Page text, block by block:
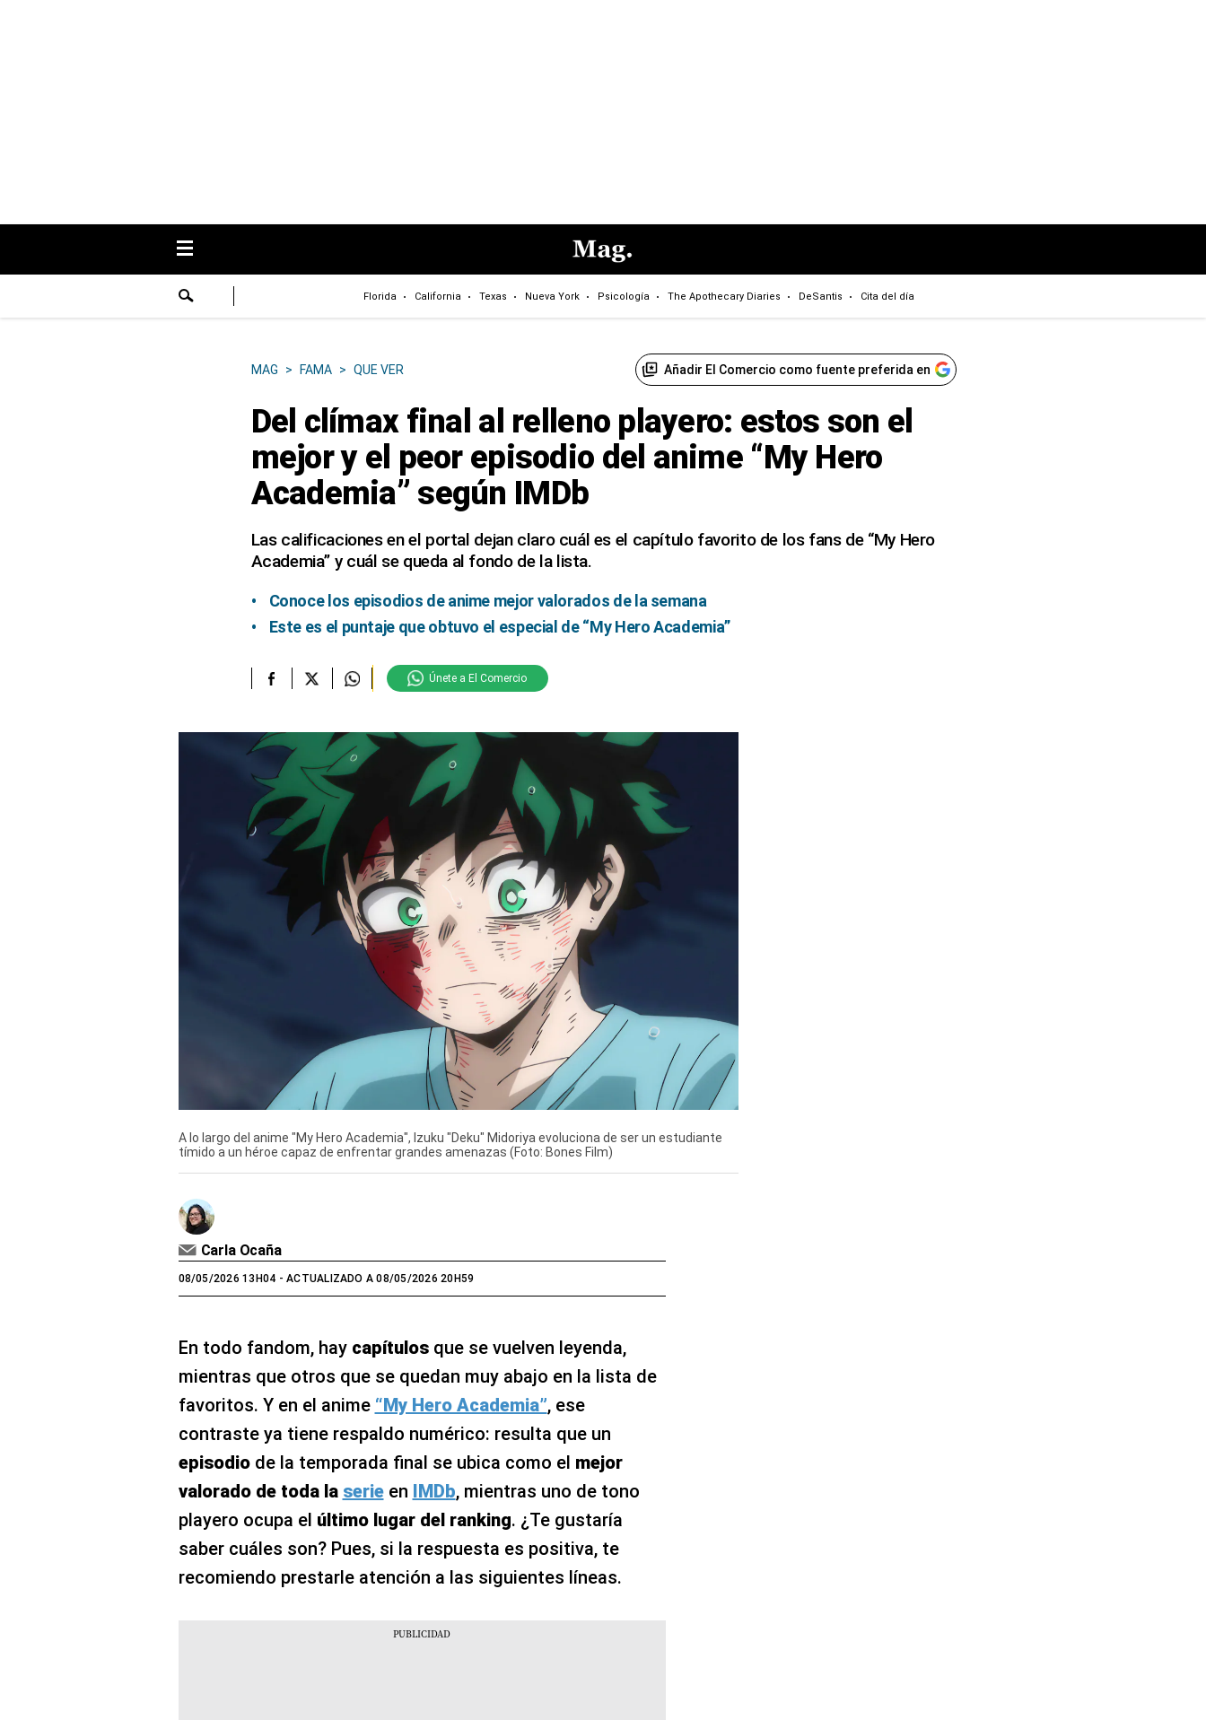
Florida California Texas Nueva York Psicología The Apothecary Diaries DeSantis Cita del día
MAG > FAMA > QUE VER Añadir El Comercio como fuente preferida en
Del clímax final al relleno playero: estos son el
mejor y el peor episodio del anime “My Hero
Academia” según IMDb
Las calificaciones en el portal dejan claro cuál es el capítulo favorito de los fans de “My Hero
Academia” y cuál se queda al fondo de la lista.
Conoce los episodios de anime mejor valorados de la semana
Este es el puntaje que obtuvo el especial de “My Hero Academia”
Únete a El Comercio
A lo largo del anime "My Hero Academia", Izuku "Deku" Midoriya evoluciona de ser un estudiante
tímido a un héroe capaz de enfrentar grandes amenazas (Foto: Bones Film)
Carla Ocaña
08/05/2026 13H04 - ACTUALIZADO A 08/05/2026 20H59
En todo fandom, hay capítulos que se vuelven leyenda,
mientras que otros que se quedan muy abajo en la lista de
favoritos. Y en el anime “My Hero Academia”, ese
contraste ya tiene respaldo numérico: resulta que un
episodio de la temporada final se ubica como el mejor
valorado de toda la serieen IMDb, mientras uno de tono
playero ocupa el último lugar del ranking. ¿Te gustaría
saber cuáles son? Pues, si la respuesta es positiva, te
recomiendo prestarle atención a las siguientes líneas.